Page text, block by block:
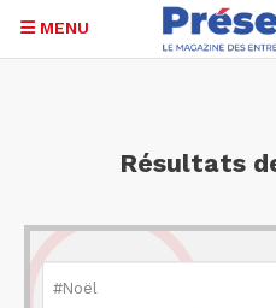
MENU
Résultats